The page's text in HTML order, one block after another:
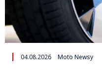
04.08.2026 Moto Newsy